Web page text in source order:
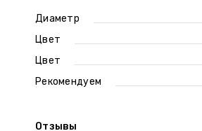
Диаметр
Цвет
Цвет
Рекомендуем
Отзывы